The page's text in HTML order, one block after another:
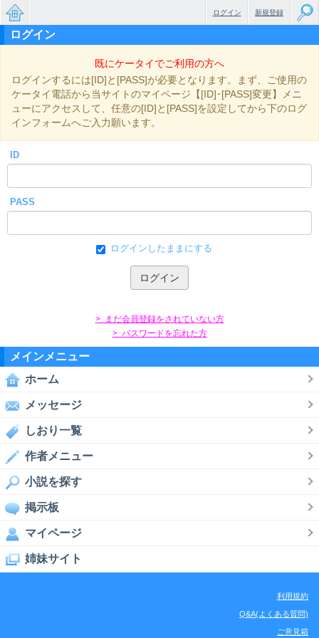
無料で
っと大
小説
新規登録
ログイン
ログイン
既にケータイでご利用の方へ
ログインするには[ID]と[PASS]が必要となります。まず、ご使用の
ケータイ電話から当サイトのマイページ【[ID]･[PASS]変更】メニ
ューにアクセスして、任意の[ID]と[PASS]を設定してから下のログ
インフォームへご入力願います。
ID
PASS
ログインしたままにする
> まだ会員登録をされていない方
> パスワードを忘れた方
メインメニュー
ホーム
メッセージ
しおり一覧
作者メニュー
小説を探す
掲示板
マイページ
姉妹サイト
利用規約
Q&A(よくある質問)
ご意見箱